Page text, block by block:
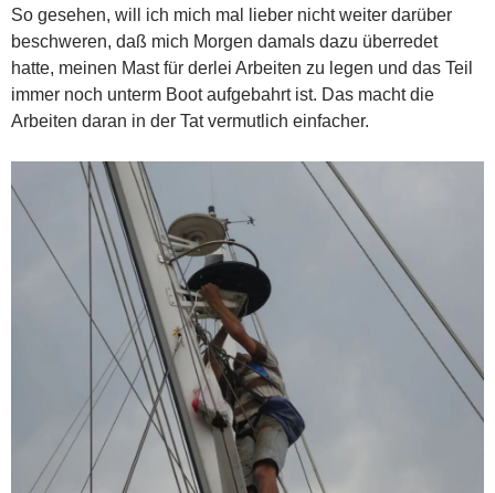
So gesehen, will ich mich mal lieber nicht weiter darüber
beschweren, daß mich Morgen damals dazu überredet
hatte, meinen Mast für derlei Arbeiten zu legen und das Teil
immer noch unterm Boot aufgebahrt ist. Das macht die
Arbeiten daran in der Tat vermutlich einfacher.